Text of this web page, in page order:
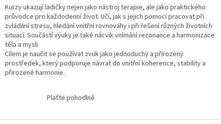
s
u
Kurzy ukazují ladičky nejen jako nástroj terapie, ale jako praktického
průvodce pro každodenní život. Učí, jak s jejich pomocí pracovat při
zvládání stresu, hledání vnitřní rovnováhy i při řešení různých životních
situací. Součástí výuky je také nácvik vnímání rezonance a harmonizace
těla a mysli.
Cílem je naučit se používat zvuk jako jednoduchý a přirozený
prostředek, který podporuje návrat do vnitřní koherence, stability a
přirozené harmonie.
Plaťte pohodlně